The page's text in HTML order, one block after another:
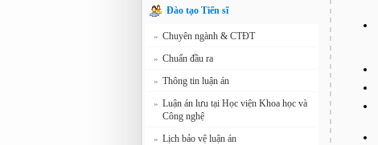
Đào tạo Tiến sĩ
» Chuyên ngành & CTĐT
» Chuẩn đầu ra
» Thông tin luận án
» Luận án lưu tại Học viện Khoa học và
Công nghệ
» Lịch bảo vệ luận án